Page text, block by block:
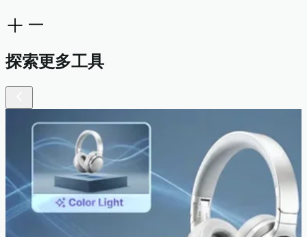
探索更多工具